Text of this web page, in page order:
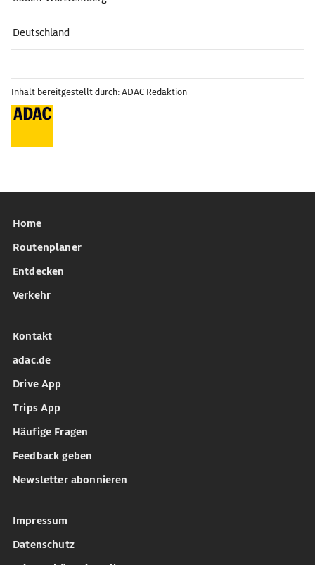
Deutschland
Inhalt bereitgestellt durch: ADAC Redaktion
Home
Routenplaner
Entdecken
Verkehr
Kontakt
adac.de
Drive App
Trips App
Häufige Fragen
Feedback geben
Newsletter abonnieren
Impressum
Datenschutz